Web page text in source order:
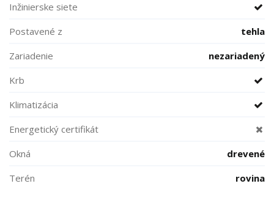
Inžinierske siete
Postavené z
tehla
Zariadenie
nezariadený
Krb
Klimatizácia
Energetický certifikát
Okná
drevené
Terén
rovina